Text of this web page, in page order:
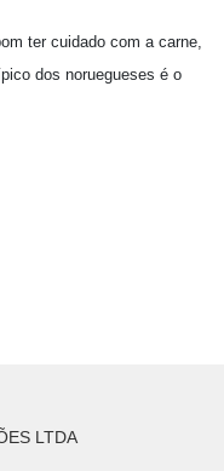
ter cuidado com a carne,
dos noruegueses é o
LTDA